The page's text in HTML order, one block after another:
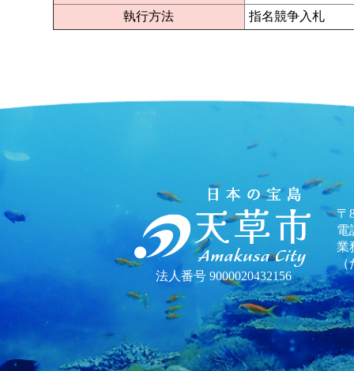
執行方法
指名競争入札
法人番号 9000020432156
〒
電
業